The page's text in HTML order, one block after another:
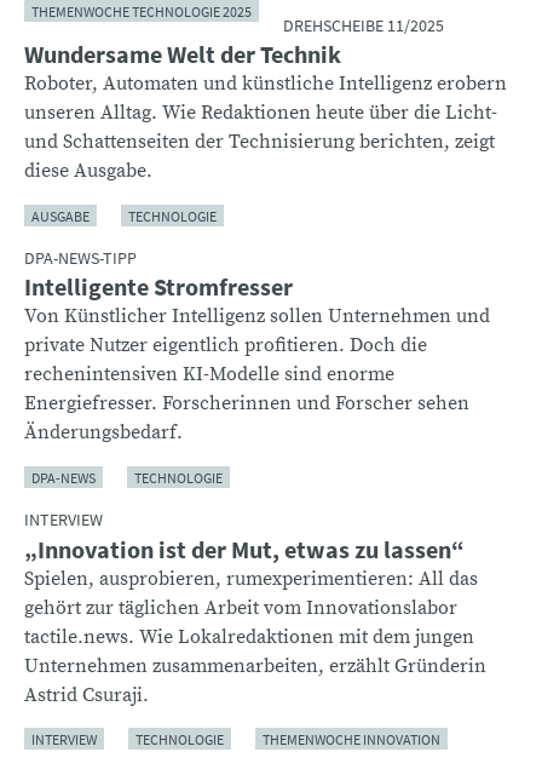
THEMENWOCHE TECHNOLOGIE 2025
DREHSCHEIBE 11/2025
Wundersame Welt der Technik
Roboter, Automaten und künstliche Intelligenz erobern
unseren Alltag. Wie Redaktionen heute über die Licht-
und Schattenseiten der Technisierung berichten, zeigt
diese Ausgabe.
AUSGABE TECHNOLOGIE
DPA-NEWS-TIPP
Intelligente Stromfresser
Von Künstlicher Intelligenz sollen Unternehmen und
private Nutzer eigentlich profitieren. Doch die
rechenintensiven KI-Modelle sind enorme
Energiefresser. Forscherinnen und Forscher sehen
Änderungsbedarf.
DPA-NEWS TECHNOLOGIE
INTERVIEW
„Innovation ist der Mut, etwas zu lassen“
Spielen, ausprobieren, rumexperimentieren: All das
gehört zur täglichen Arbeit vom Innovationslabor
tactile.news. Wie Lokalredaktionen mit dem jungen
Unternehmen zusammenarbeiten, erzählt Gründerin
Astrid Csuraji.
INTERVIEW TECHNOLOGIE THEMENWOCHE INNOVATION